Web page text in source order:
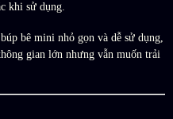
khi sử dụng.
bê mini nhỏ gọn và dễ sử dụng,
gian lớn nhưng vẫn muốn trải